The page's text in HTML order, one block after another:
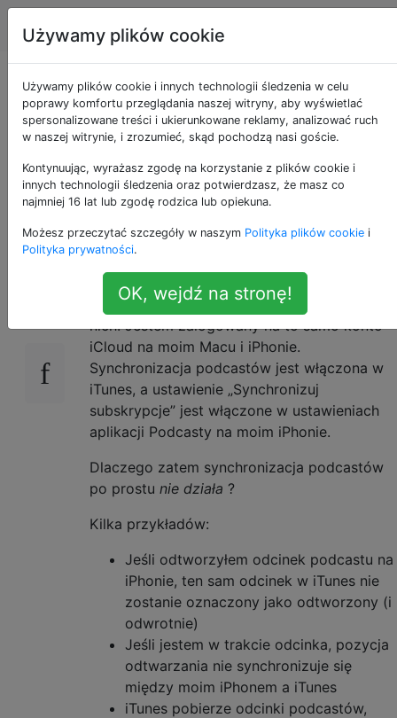
Apple Tagi
Synchronizacja
podcastów między
iTunes a iPhone'em
nie działa
Korzystam z iTunes 11.1, iOS 7.1 i Podcasts
2.0.2 na iOS, najnowsze wersje każdego z
nich. Jestem zalogowany na to samo konto
iCloud na moim Macu i iPhonie.
Synchronizacja podcastów jest włączona w
iTunes, a ustawienie „Synchronizuj
subskrypcje” jest włączone w ustawieniach
aplikacji Podcasty na moim iPhonie.
Dlaczego zatem synchronizacja podcastów
po prostu nie działa ?
Kilka przykładów:
Jeśli odtworzyłem odcinek podcastu na
iPhonie, ten sam odcinek w iTunes nie
zostanie oznaczony jako odtworzony (i
odwrotnie)
Jeśli jestem w trakcie odcinka, pozycja
odtwarzania nie synchronizuje się
między moim iPhonem a iTunes
iTunes pobierze odcinki podcastów,
Używamy plików cookie
Używamy plików cookie i innych technologii śledzenia w celu
poprawy komfortu przeglądania naszej witryny, aby wyświetlać
spersonalizowane treści i ukierunkowane reklamy, analizować ruch
w naszej witrynie, i zrozumieć, skąd pochodzą nasi goście.
Kontynuując, wyrażasz zgodę na korzystanie z plików cookie i
innych technologii śledzenia oraz potwierdzasz, że masz co
najmniej 16 lat lub zgodę rodzica lub opiekuna.
Możesz przeczytać szczegóły w naszym Polityka plików cookie i
Polityka prywatności.
OK, wejdź na stronę!